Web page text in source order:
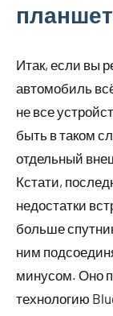
Итак, если вы
автомобиль
не все
быть в таком
отдельный
Кстати,
недостатки
больше
ним
минусом. Оно
технологию